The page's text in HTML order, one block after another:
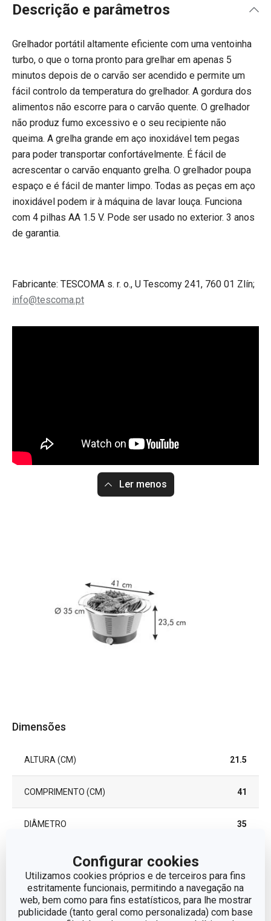
Configurar cookies
Utilizamos cookies próprios e de terceiros para fins
estritamente funcionais, permitindo a navegação na
web, bem como para fins estatísticos, para lhe mostrar
publicidade (tanto geral como personalizada) com base
Descrição e parâmetros
Grelhador portátil altamente eficiente com uma ventoinha
turbo, o que o torna pronto para grelhar em apenas 5
minutos depois de o carvão ser acendido e permite um
fácil controlo da temperatura do grelhador. A gordura dos
alimentos não escorre para o carvão quente. O grelhador
não produz fumo excessivo e o seu recipiente não
queima. A grelha grande em aço inoxidável tem pegas
para poder transportar confortávelmente. É fácil de
acrescentar o carvão enquanto grelha. O grelhador poupa
espaço e é fácil de manter limpo. Todas as peças em aço
inoxidável podem ir à máquina de lavar louça. Funciona
com 4 pilhas AA 1.5 V. Pode ser usado no exterior. 3 anos
de garantia.
Fabricante: TESCOMA s. r. o., U Tescomy 241, 760 01 Zlín;
info@tescoma.pt
Ler menos
Dimensões
ALTURA (CM) 21.5
COMPRIMENTO (CM) 41
DIÂMETRO 35
Outros parâmetros
CATEGORIA Grelhar